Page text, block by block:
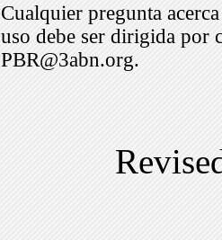
Cualquier pregunta
uso debe ser dirigida por
PBR@3abn.org.